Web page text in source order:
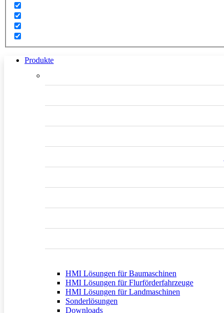
Produkte
HMI Lösungen für Baumaschinen
HMI Lösungen für Flurförderfahrzeuge
HMI Lösungen für Landmaschinen
Sonderlösungen
Downloads